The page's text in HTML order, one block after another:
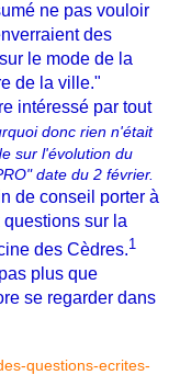
ne pas vouloir
des
le mode de la
de la ville."
intéressé par tout
donc rien n'était
sur l'évolution du
date du 2 février.
de conseil porter à
sur la
des Cèdres.1
plus que
se regarder dans
questions-ecrites-